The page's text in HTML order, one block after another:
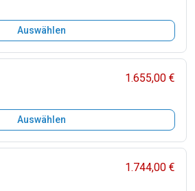
Auswählen
1.655,00 €
Auswählen
1.744,00 €